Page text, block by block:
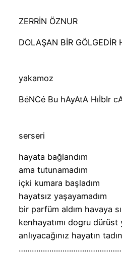
ZERRİN ÖZNUR
DOLAŞAN BİR GÖLGEDİR
yakamoz
BéNCé Bu hAyAtA HıİbIr
serseri
hayata bağlandım
ama tutunamadım
içki kumara başladım
hayatsız yaşayamadım
bir parfüm aldım havaya
kenhayatımı dogru dürüst
anlıyacağınız hayatın